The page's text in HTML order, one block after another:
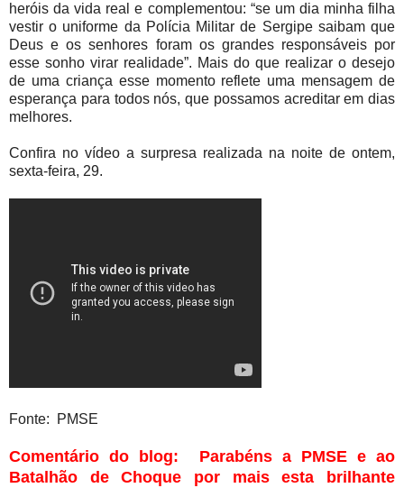
heróis da vida real e complementou: “se um dia minha filha
vestir o uniforme da Polícia Militar de Sergipe saibam que
Deus e os senhores foram os grandes responsáveis por
esse sonho virar realidade”. Mais do que realizar o desejo
de uma criança esse momento reflete uma mensagem de
esperança para todos nós, que possamos acreditar em dias
melhores.
Confira no vídeo a surpresa realizada na noite de ontem,
sexta-feira, 29.
Fonte: PMSE
Comentário do blog: Parabéns a PMSE e ao
Batalhão de Choque por mais esta brilhante